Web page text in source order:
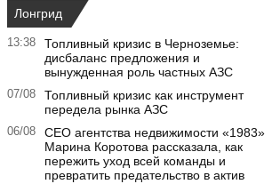
Лонгрид
13:38
Топливный кризис в Черноземье:
дисбаланс предложения и
вынужденная роль частных АЗС
07/08
Топливный кризис как инструмент
передела рынка АЗС
06/08
CEO агентства недвижимости «1983»
Марина Коротова рассказала, как
пережить уход всей команды и
превратить предательство в актив